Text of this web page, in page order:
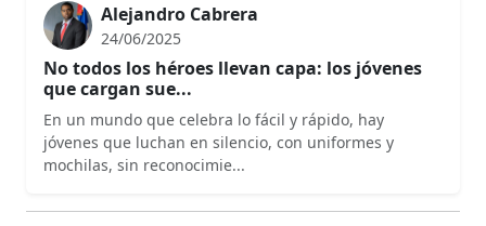
Alejandro Cabrera
24/06/2025
No todos los héroes llevan capa: los jóvenes
que cargan sue...
En un mundo que celebra lo fácil y rápido, hay
jóvenes que luchan en silencio, con uniformes y
mochilas, sin reconocimie...